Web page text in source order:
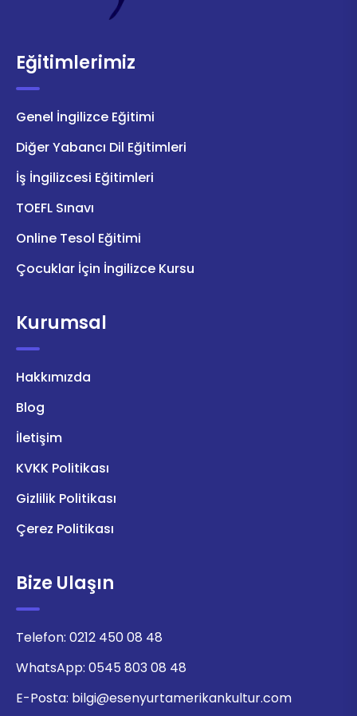
Eğitimlerimiz
Genel İngilizce Eğitimi
Diğer Yabancı Dil Eğitimleri
İş İngilizcesi Eğitimleri
TOEFL Sınavı
Online Tesol Eğitimi
Çocuklar İçin İngilizce Kursu
Kurumsal
Hakkımızda
Blog
İletişim
KVKK Politikası
Gizlilik Politikası
Çerez Politikası
Bize Ulaşın
Telefon: 0212 450 08 48
WhatsApp: 0545 803 08 48
E-Posta: bilgi@esenyurtamerikankultur.com